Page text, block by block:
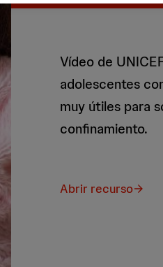
Vídeo de
adolescentes
muy útiles para
confinamiento.
Abrir recurso